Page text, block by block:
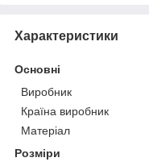
Характеристики
Основні
Виробник
Країна виробник
Матеріал
Розміри